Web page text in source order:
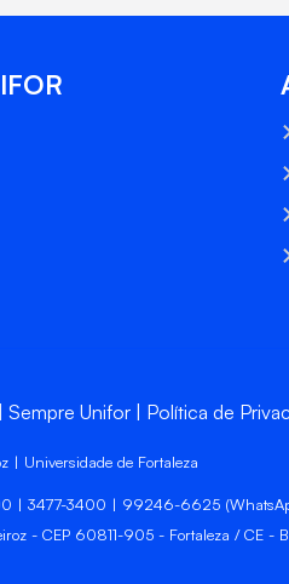
Sempre Unifor Política de
| Universidade de Fortaleza
| 3477-3400 | 99246-6625
- CEP 60811-905 - Fortaleza / CE -